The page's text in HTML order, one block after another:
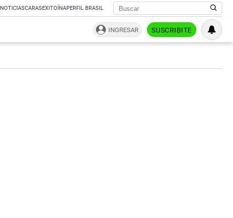
NOTICIASCARASEXITOÍNAPERFIL BRASIL
INGRESAR SUSCRIBITE